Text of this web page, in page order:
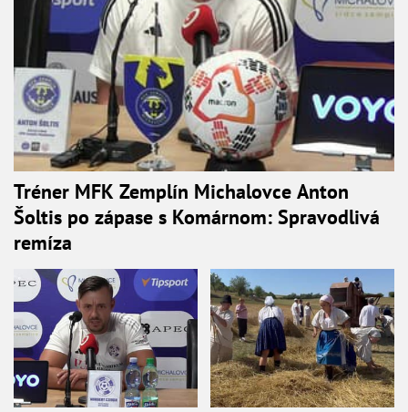
Tréner MFK Zemplín Michalovce Anton
Šoltis po zápase s Komárnom: Spravodlivá
remíza